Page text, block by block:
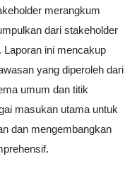
merangkum
dari stakeholder
ini mencakup
yang diperoleh dari
umum dan titik
masukan utama untuk
dan mengembangkan